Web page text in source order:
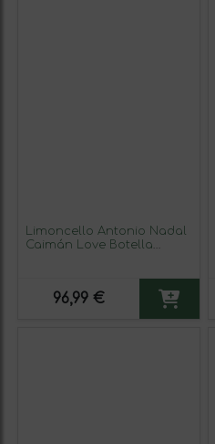
Limoncello Antonio Nadal
Caimán Love Botella
96,99 €